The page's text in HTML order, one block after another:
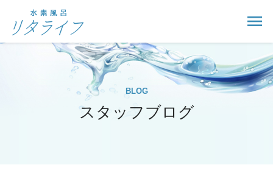
BLOG
スタッフブログ